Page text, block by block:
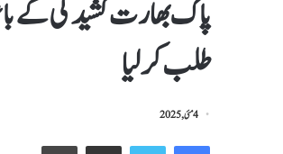
طلب کرلیا
4 مئی, 2025